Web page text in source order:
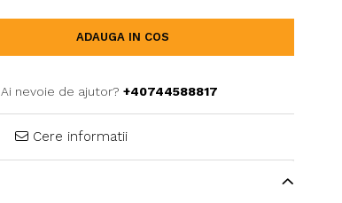
ADAUGA IN COS
Ai nevoie de ajutor? +40744588817
Cere informatii